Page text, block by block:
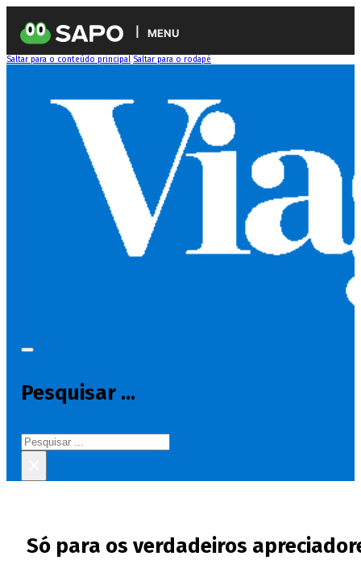
MENU
Saltar para o conteúdo principal Saltar para o rodapé
Pesquisar ...
Pesquisar
Só para os verdadeiros